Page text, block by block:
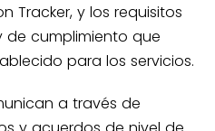
Tracker, y los requisitos
de cumplimiento que
para los servicios.
a través de